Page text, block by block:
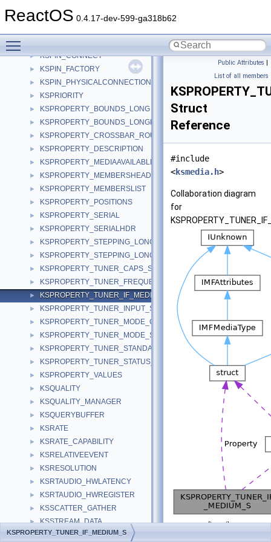
ReactOS 0.4.17-dev-599-ga318b62
► KSPCACHE_MEDIUM
► KSPIN_CONNECT
► KSPIN_FACTORY
► KSPIN_PHYSICALCONNECTION
► KSPRIORITY
► KSPROPERTY_BOUNDS_LONG
► KSPROPERTY_BOUNDS_LONGLONG
► KSPROPERTY_CROSSBAR_ROUTE_S
► KSPROPERTY_DESCRIPTION
► KSPROPERTY_MEDIAAVAILABLE
► KSPROPERTY_MEMBERSHEADER
► KSPROPERTY_MEMBERSLIST
► KSPROPERTY_POSITIONS
► KSPROPERTY_SERIAL
► KSPROPERTY_SERIALHDR
► KSPROPERTY_STEPPING_LONG
► KSPROPERTY_STEPPING_LONGLONG
► KSPROPERTY_TUNER_CAPS_S
► KSPROPERTY_TUNER_FREQUENCY_S
► KSPROPERTY_TUNER_IF_MEDIUM_S
► KSPROPERTY_TUNER_INPUT_S
► KSPROPERTY_TUNER_MODE_CAPS_S
► KSPROPERTY_TUNER_MODE_S
► KSPROPERTY_TUNER_STANDARD_S
► KSPROPERTY_TUNER_STATUS_S
► KSPROPERTY_VALUES
► KSQUALITY
► KSQUALITY_MANAGER
► KSQUERYBUFFER
► KSRATE
► KSRATE_CAPABILITY
► KSRELATIVEEVENT
► KSRESOLUTION
► KSRTAUDIO_HWLATENCY
► KSRTAUDIO_HWREGISTER
► KSSCATTER_GATHER
► KSSTREAM_DATA
► KSSTREAM_HEADER
Public Attributes |
List of all members
Struct
Reference
#include
<ksmedia.h>
Collaboration diagram
for
[legend]
KSPROPERTY_TUNER_IF_MEDIUM_S